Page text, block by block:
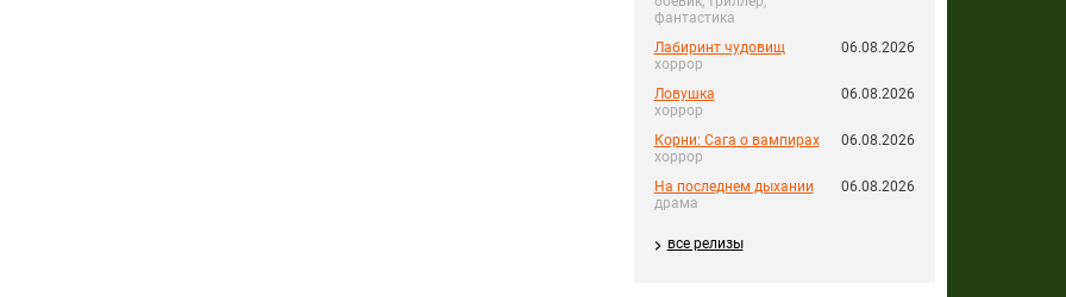
фантастика
Лабиринт чудовищ
хоррор
06.08.2026
Ловушка
хоррор
06.08.2026
Корни: Сага о вампирах
хоррор
06.08.2026
На последнем дыхании
драма
06.08.2026
все релизы